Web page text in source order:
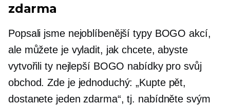
zdarma
Popsali jsme nejoblíbenější typy BOGO akcí,
ale můžete je vyladit, jak chcete, abyste
vytvořili ty nejlepší BOGO nabídky pro svůj
obchod. Zde je jednoduchý: „Kupte pět,
dostanete jeden zdarma“, tj. nabídněte svým